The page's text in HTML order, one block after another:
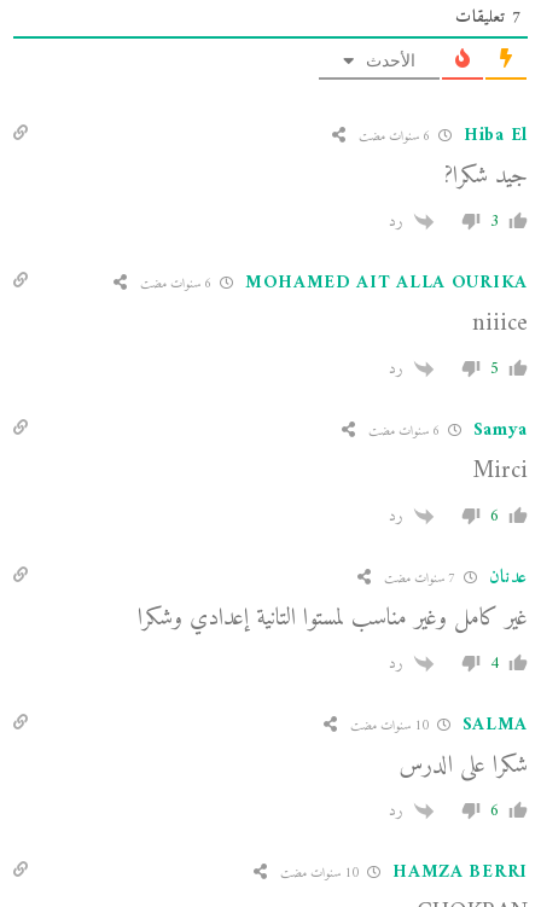
7 تعليقات
الأحدث
Hiba El
جيد شكرا?
3 رد
MOHAMED AIT ALLA OURIKA
niiice
5 رد
Samya
Mirci
6 رد
عدنان
غير كامل وغير مناسب لمستوا التانية إعدادي وشكرا
4 رد
SALMA 10 سنوات مضت
شكرا على الدرس
6 رد
HAMZA BERRI